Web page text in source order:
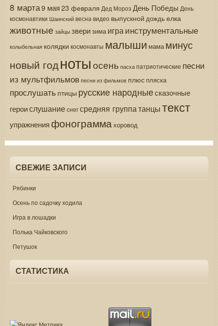
8 марта9 мая 23 февраля Дед Мороз День Победы День
космонавтики Шаинскийвесна видео выпускной дождь елка
животные зайцы зверизима играинструментальные
колыбельная колядки космонавты малыши мама минус
новый годнотыосень пасха патриотические песни
из мультфильмов песни из фильмов плюс пляска
прослушать птицы русские народныесказочные
героислушаниеснегсредняя группатанцытекст
упражнения фонограммахоровод
СВЕЖИЕ ЗАПИСИ
Рябинки
Осень по садочку ходила
Игра в лошадки
Полька Чайковского
Петушок
СТАТИСТИКА